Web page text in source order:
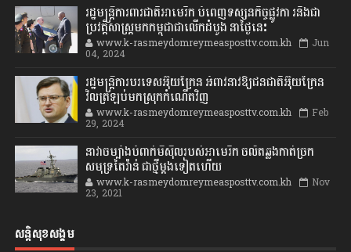
រដ្ឋមន្រ្តីការពារជាតិអាមេរិក បំពេញទស្សនកិច្ចផ្លូវកា រនិងជា
ប្រវត្តិសាស្រ្តមកកម្ពុជាជាលើកដំបូង នាថ្ងៃនេះ
www.k-rasmeydomreymeasposttv.com.kh Jun
04, 2024
រដ្ឋមន្ត្រីការបរទេសអ៊ុយក្រែន អំពាវនាវឱ្យជនជាតិអ៊ុយក្រែន
វិលត្រឡប់មកស្រុកកំណើតវិញ
www.k-rasmeydomreymeasposttv.com.kh Feb
29, 2024
នាវាចម្បាំងបំពាក់មីស៊ីលរបស់អាមេរិក ចល័តឆ្លងកាត់ច្រក
សមុទ្រតៃវ៉ាន់ ជាថ្មីម្តងទៀតហើយ
www.k-rasmeydomreymeasposttv.com.kh Nov
23, 2021
សន្តិសុខសង្គម